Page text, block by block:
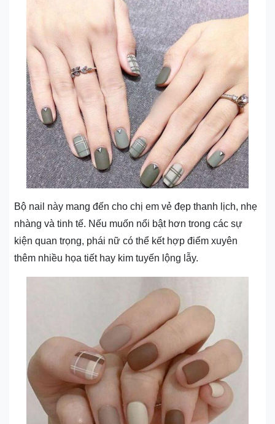
Bộ nail này mang đến cho chị em vẻ đẹp thanh lịch, nhẹ
nhàng và tinh tế. Nếu muốn nổi bật hơn trong các sự
kiện quan trọng, phái nữ có thể kết hợp điểm xuyên
thêm nhiều họa tiết hay kim tuyến lộng lẫy.